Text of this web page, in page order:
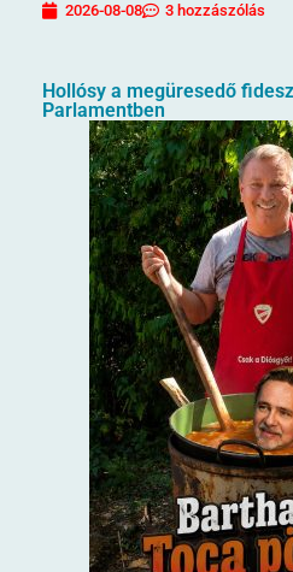
2026-08-08 3 hozzászólás
Hollósy a megüresedő
Parlamentben